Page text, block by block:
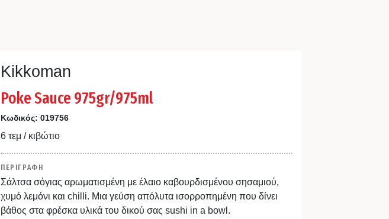
Kikkoman
Poke Sauce 975gr/975ml
Κωδικός: 019756
6 τεμ / κιβώτιο
ΠΕΡΙΓΡΑΦΗ
Σάλτσα σόγιας αρωματισμένη με έλαιο καβουρδισμένου σησαμιού,
χυμό λεμόνι και chilli. Μια γεύση απόλυτα ισορροπημένη που δίνει
βάθος στα φρέσκα υλικά του δικού σας sushi in a bowl.